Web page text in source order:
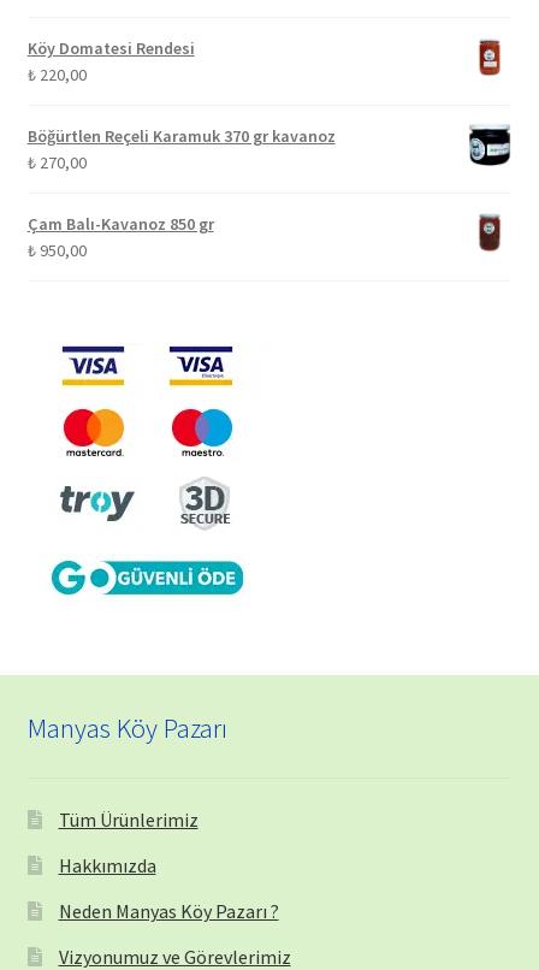
Köy Domatesi Rendesi
₺220,00
Böğürtlen Reçeli Karamuk 370 gr kavanoz
₺270,00
Çam Balı-Kavanoz 850 gr
₺950,00
Manyas Köy Pazarı
Tüm Ürünlerimiz
Hakkımızda
Neden Manyas Köy Pazarı ?
Vizyonumuz ve Görevlerimiz